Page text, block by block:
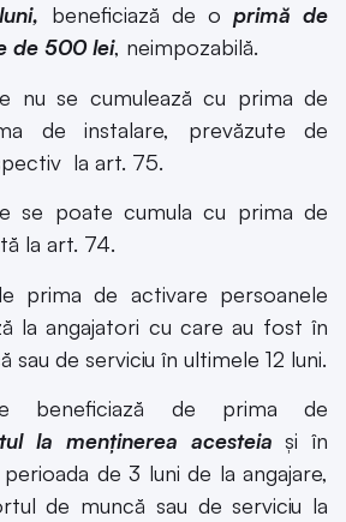
beneficiază de o primă de
de 500 lei, neimpozabilă.
nu se cumulează cu prima de
de instalare, prevăzute de
la art. 75.
se poate cumula cu prima de
la art. 74.
prima de activare persoanele
la angajatori cu care au fost în
sau de serviciu în ultimele 12 luni.
beneficiază de prima de
la menţinerea acesteia şi în
de 3 luni de la angajare,
de muncă sau de serviciu la